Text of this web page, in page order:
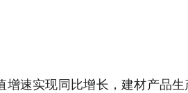
速实现同比增长，建材产品